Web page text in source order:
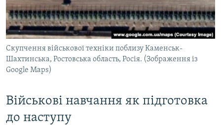
Скупчення військової техніки поблизу Каменськ-
Шахтинська, Ростовська область, Росія. (Зображення із
Google Maps)
Військові навчання як підготовка
до наступу